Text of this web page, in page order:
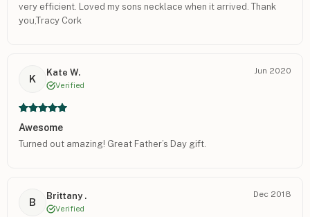
very efficient. Loved my sons necklace when it arrived. Thank
you,Tracy Cork
K
Kate W.
Verified
Jun 2020
Awesome
Turned out amazing! Great Father’s Day gift.
B
Brittany .
Verified
Dec 2018